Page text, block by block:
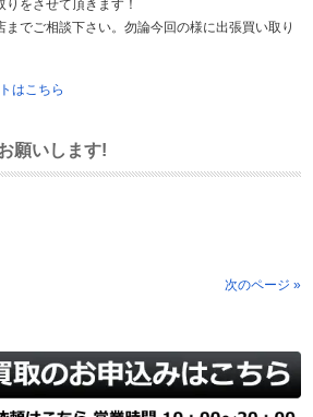
をさせて頂きます！
でご相談下さい。勿論今回の様に出張買い取り
はこちら
願いします!
次のページ »